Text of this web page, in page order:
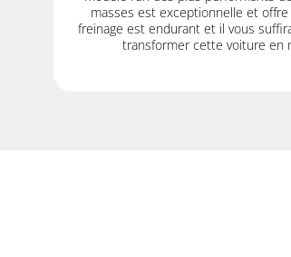
masses est exceptionnelle et
freinage est endurant et il vous
transformer cette voiture en